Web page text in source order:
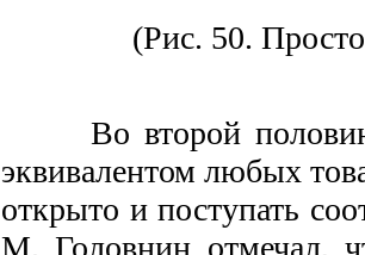
(Рис. 50.
Во второй половине
эквивалентом любых
открыто и поступать
М. Головнин отмечал,